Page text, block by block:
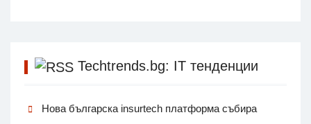
Techtrends.bg: IT тенденции
Нова българска insurtech платформа събира